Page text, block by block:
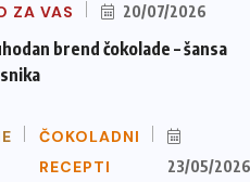
ZA VAS 20/07/2026
brend čokolade – šansa
ČOKOLADNI
RECEPTI
23/05/2026